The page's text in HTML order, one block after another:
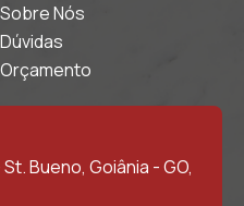
Sobre Nós
Dúvidas
Orçamento
Bueno, Goiânia - GO,